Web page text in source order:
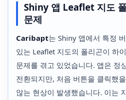
Shiny 앱 Leaflet 지도
문제
Caribapt는 Shiny 앱에서 특정
있는 Leaflet 지도의 폴리곤이 하
문제를 겪고 있었습니다. 앱은 정
전환되지만, 처음 버튼을 클릭했
않는 현상이 발생했습니다. 이는